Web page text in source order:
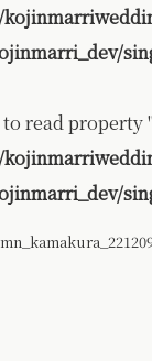
read property